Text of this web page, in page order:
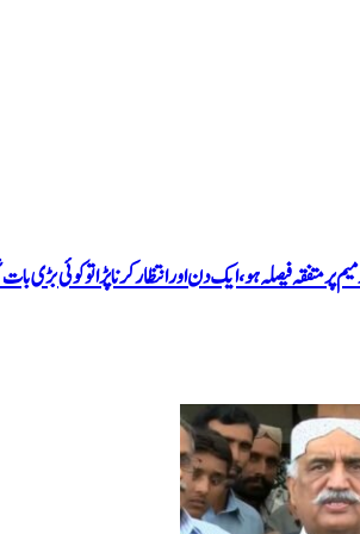
متفقہ فیصلہ ہو، ایک دن اور انتظار کرنا پڑا توکوئی بڑی